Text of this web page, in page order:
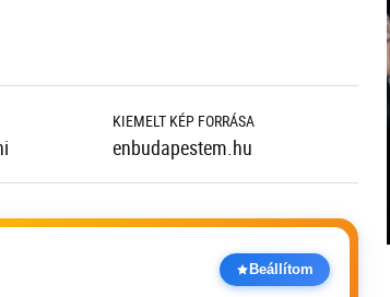
KIEMELT KÉP FORRÁSA
enbudapestem.hu
Beállítom